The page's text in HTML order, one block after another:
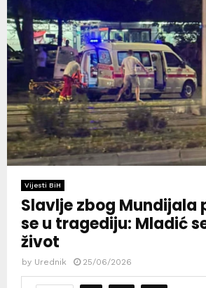
Vijesti BiH
Slavlje zbog Mundijala
se u tragediju: Mladić
život
by Urednik 25/06/2026